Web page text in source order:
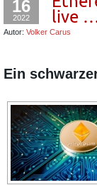
16
2022 live
Autor: Volker Carus
Ein